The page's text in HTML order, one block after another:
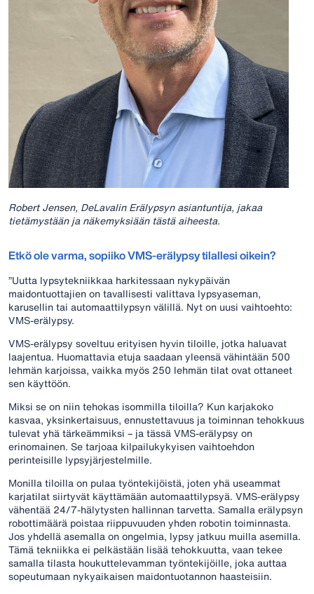
Robert Jensen, DeLavalin Erälypsyn asiantuntija, jakaa
tietämystään ja näkemyksiään tästä aiheesta.
Etkö ole varma, sopiiko VMS-erälypsy tilallesi oikein?
”Uutta lypsytekniikkaa harkitessaan nykypäivän
maidontuottajien on tavallisesti valittava lypsyaseman,
karusellin tai automaattilypsyn välillä. Nyt on uusi vaihtoehto:
VMS-erälypsy.
VMS-erälypsy soveltuu erityisen hyvin tiloille, jotka haluavat
laajentua. Huomattavia etuja saadaan yleensä vähintään 500
lehmän karjoissa, vaikka myös 250 lehmän tilat ovat ottaneet
sen käyttöön.
Miksi se on niin tehokas isommilla tiloilla? Kun karjakoko
kasvaa, yksinkertaisuus, ennustettavuus ja toiminnan tehokkuus
tulevat yhä tärkeämmiksi – ja tässä VMS-erälypsy on
erinomainen. Se tarjoaa kilpailukykyisen vaihtoehdon
perinteisille lypsyjärjestelmille.
Monilla tiloilla on pulaa työntekijöistä, joten yhä useammat
karjatilat siirtyvät käyttämään automaattilypsyä. VMS-erälypsy
vähentää 24/7-hälytysten hallinnan tarvetta. Samalla erälypsyn
robottimäärä poistaa riippuvuuden yhden robotin toiminnasta.
Jos yhdellä asemalla on ongelmia, lypsy jatkuu muilla asemilla.
Tämä tekniikka ei pelkästään lisää tehokkuutta, vaan tekee
samalla tilasta houkuttelevamman työntekijöille, joka auttaa
sopeutumaan nykyaikaisen maidontuotannon haasteisiin.